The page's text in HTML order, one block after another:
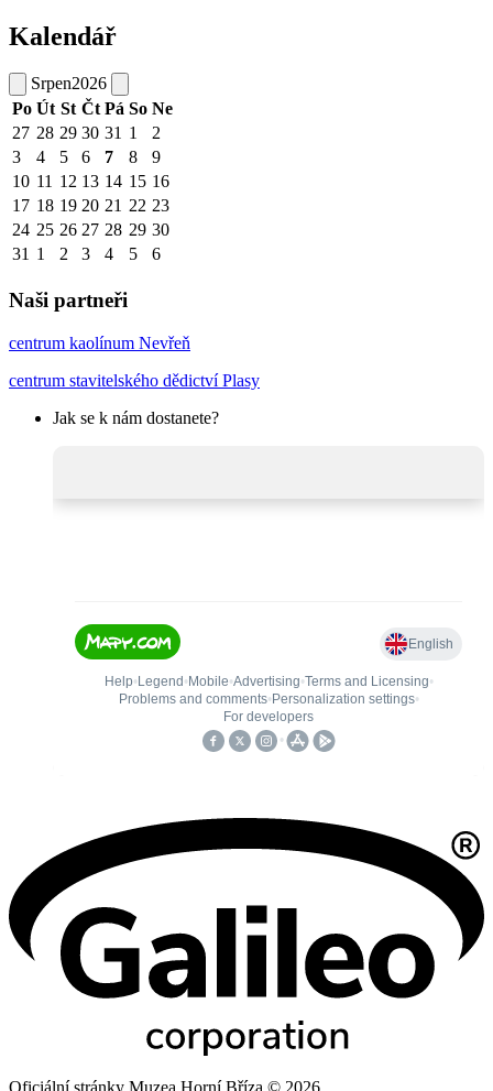
Kalendář
Srpen2026
Po Út St Čt Pá So Ne
27 28 29 30 31 1
2
3
4 5 6 7 8
9
10 11 12 13 14 15 16
17 18 19 20 21 22 23
24 25 26 27 28 29 30
31 1 2 3 4 5 6
Naši partneři
centrum kaolínum Nevřeň
centrum stavitelského dědictví Plasy
Jak se k nám dostanete?
Oficiální stránky Muzea Horní Bříza © 2026